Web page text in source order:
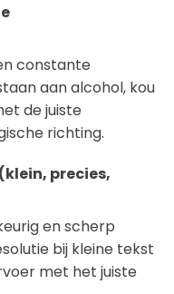
constante
aan alcohol, kou
de juiste
richting.
precies,
en scherp
bij kleine tekst
met het juiste